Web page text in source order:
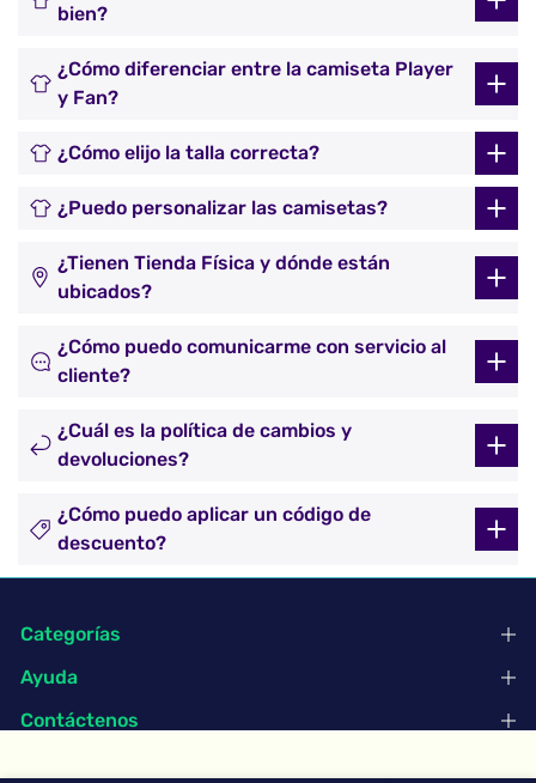
bien?
¿Cómo diferenciar entre la camiseta Player
y Fan?
¿Cómo elijo la talla correcta?
¿Puedo personalizar las camisetas?
¿Tienen Tienda Física y dónde están
ubicados?
¿Cómo puedo comunicarme con servicio al
cliente?
¿Cuál es la política de cambios y
devoluciones?
¿Cómo puedo aplicar un código de
descuento?
Categorías
Ayuda
Contáctenos